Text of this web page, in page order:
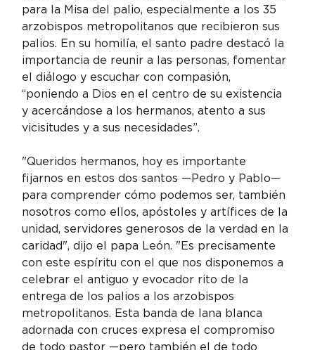
para la Misa del palio, especialmente a los 35
arzobispos metropolitanos que recibieron sus
palios. En su homilía, el santo padre destacó la
importancia de reunir a las personas, fomentar
el diálogo y escuchar con compasión,
“poniendo a Dios en el centro de su existencia
y acercándose a los hermanos, atento a sus
vicisitudes y a sus necesidades”.
"Queridos hermanos, hoy es importante
fijarnos en estos dos santos —Pedro y Pablo—
para comprender cómo podemos ser, también
nosotros como ellos, apóstoles y artífices de la
unidad, servidores generosos de la verdad en la
caridad", dijo el papa León. "Es precisamente
con este espíritu con el que nos disponemos a
celebrar el antiguo y evocador rito de la
entrega de los palios a los arzobispos
metropolitanos. Esta banda de lana blanca
adornada con cruces expresa el compromiso
de todo pastor —pero también el de todo